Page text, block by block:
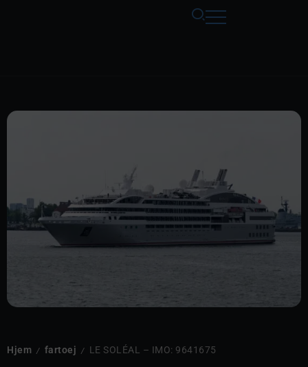
Hjem / fartoej / LE SOLÉAL – IMO: 9641675